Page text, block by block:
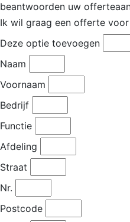
beantwoorden uw
Ik wil graag een offerte
Deze optie toevoegen
Naam
Voornaam
Bedrijf
Functie
Afdeling
Straat
Nr.
Postcode